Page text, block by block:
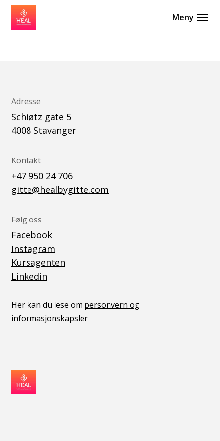
Meny
Adresse
Schiøtz gate 5
4008 Stavanger
Kontakt
+47 950 24 706
gitte@healbygitte.com
Følg oss
Facebook
Instagram
Kursagenten
Linkedin
Her kan du lese om personvern og
informasjonskapsler